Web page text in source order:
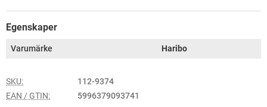
Egenskaper
Varumärke Haribo
SKU:
112-9374
EAN / GTIN:
5996379093741